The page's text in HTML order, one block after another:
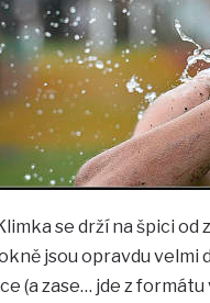
se drží na špici od
jsou opravdu
(a zase… jde z